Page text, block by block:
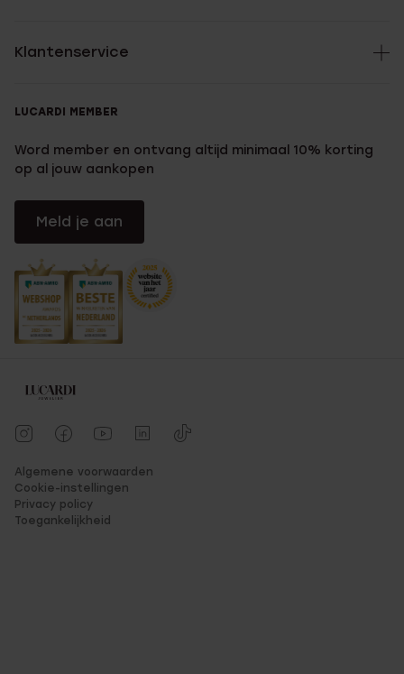
Klantenservice
LUCARDI MEMBER
Word member en ontvang altijd minimaal 10% korting
op al jouw aankopen
Meld je aan
Algemene voorwaarden
Cookie-instellingen
Privacy policy
Toegankelijkheid